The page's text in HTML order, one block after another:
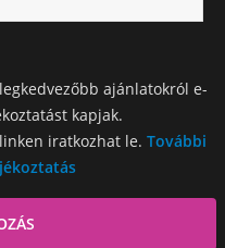
ajánlatokról e-
kapjak.
iratkozhat le. További